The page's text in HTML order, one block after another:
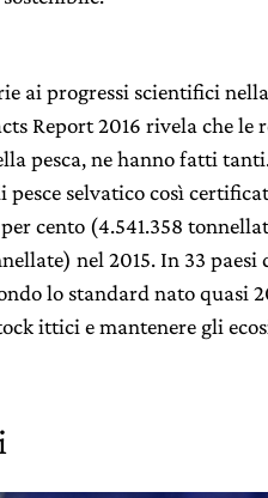
ai progressi scientifici
Report 2016 rivela che le
pesca, ne hanno fatti
selvatico così
cento (4.541.358
nel 2015. In 33 paesi
lo standard nato quasi
ittici e mantenere gli